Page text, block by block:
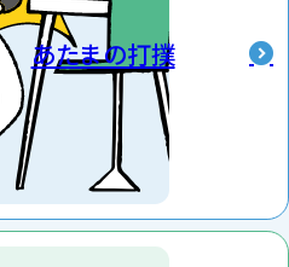
を行っております。
年相応の知的機能の衰え
れは自然な老化現象のひ
は、認知症で見受けられ
あたまの打撲